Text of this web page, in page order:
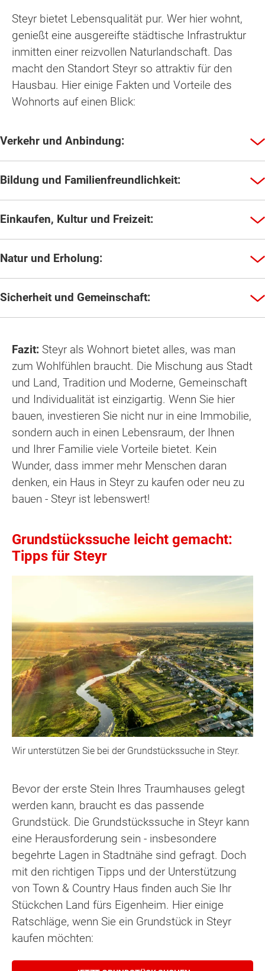
Steyr bietet Lebensqualität pur. Wer hier wohnt,
genießt eine ausgereifte städtische Infrastruktur
inmitten einer reizvollen Naturlandschaft. Das
macht den Standort Steyr so attraktiv für den
Hausbau. Hier einige Fakten und Vorteile des
Wohnorts auf einen Blick:
Verkehr und Anbindung:
Bildung und Familienfreundlichkeit:
Einkaufen, Kultur und Freizeit:
Natur und Erholung:
Sicherheit und Gemeinschaft:
Fazit: Steyr als Wohnort bietet alles, was man
zum Wohlfühlen braucht. Die Mischung aus Stadt
und Land, Tradition und Moderne, Gemeinschaft
und Individualität ist einzigartig. Wenn Sie hier
bauen, investieren Sie nicht nur in eine Immobilie,
sondern auch in einen Lebensraum, der Ihnen
und Ihrer Familie viele Vorteile bietet. Kein
Wunder, dass immer mehr Menschen daran
denken, ein Haus in Steyr zu kaufen oder neu zu
bauen - Steyr ist lebenswert!
Grundstückssuche leicht gemacht:
Tipps für Steyr
Wir unterstützen Sie bei der Grundstückssuche in Steyr.
Bevor der erste Stein Ihres Traumhauses gelegt
werden kann, braucht es das passende
Grundstück. Die Grundstückssuche in Steyr kann
eine Herausforderung sein - insbesondere
begehrte Lagen in Stadtnähe sind gefragt. Doch
mit den richtigen Tipps und der Unterstützung
von Town & Country Haus finden auch Sie Ihr
Stückchen Land fürs Eigenheim. Hier einige
Ratschläge, wenn Sie ein Grundstück in Steyr
kaufen möchten: